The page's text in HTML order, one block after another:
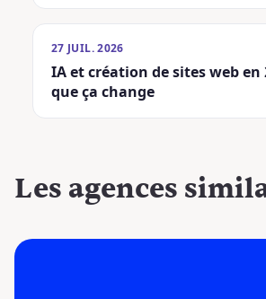
27 JUIL. 2026
IA et création de sites web en
que ça change
Les agences